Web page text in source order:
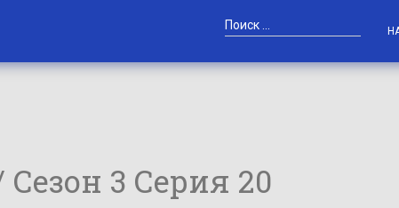
Сезон 3 Серия 20